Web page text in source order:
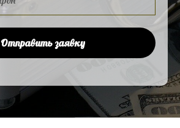
Отправить заявку